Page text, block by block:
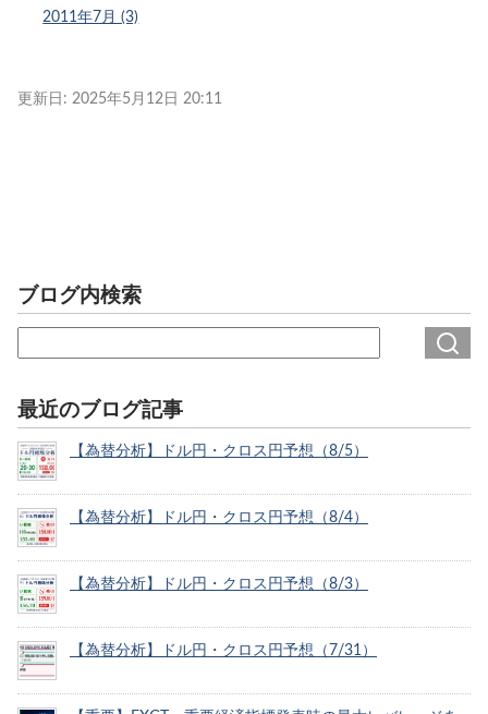
2011年7月 (3)
更新日: 2025年5月12日 20:11
ブログ内検索
最近のブログ記事
【為替分析】ドル円・クロス円予想（8/5）
【為替分析】ドル円・クロス円予想（8/4）
【為替分析】ドル円・クロス円予想（8/3）
【為替分析】ドル円・クロス円予想（7/31）